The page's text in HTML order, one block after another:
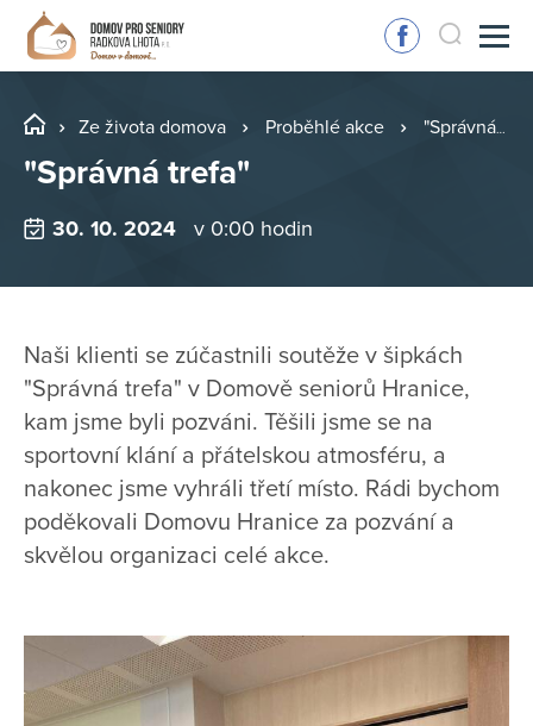
Ze života domova Proběhlé akce "Správná trefa"
"Správná trefa"
30. 10. 2024 v 0:00 hodin
Naši klienti se zúčastnili soutěže v šipkách
"Správná trefa" v Domově seniorů Hranice,
kam jsme byli pozváni. Těšili jsme se na
sportovní klání a přátelskou atmosféru, a
nakonec jsme vyhráli třetí místo. Rádi bychom
poděkovali Domovu Hranice za pozvání a
skvělou organizaci celé akce.